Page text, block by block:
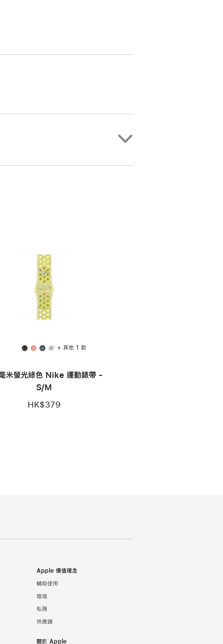
+ 其他 1 款
米螢光綠色 Nike 運動錶帶 -
S/M
HK$379
Apple 價值理念
輔助使用
環境
私隱
供應鏈
關於 Apple